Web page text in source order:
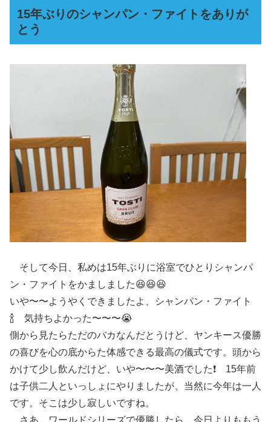
15年ぶりのシャンパン・ファイトをありが
とう
そして今日、私めは15年ぶりに浴室でひとりシャンパ
ン・ファイトをかましました😆😆😆
いや〜〜ようやくできましたよ、シャンパン・ファイト
🍾 気持ちよかった〜〜〜😭
側から見たらただのバカなんだとうけど、ヤンキース優勝
の喜びを心の底からた体感できる最高の儀式です。頭から
かけて少し飲んだけど、いや〜〜〜美酒でした❗️ 15年前
は子供二人といっしょにやりましたが、当然に今年は一人
です。そこは少し寂しいですね。